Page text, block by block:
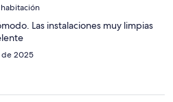
Las instalaciones muy limpias
de 2025